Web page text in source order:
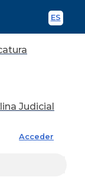
ES
Acceder